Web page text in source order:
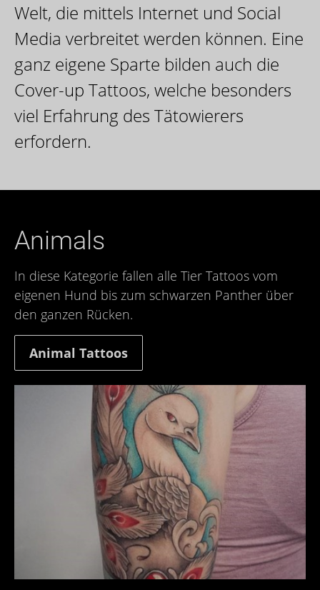
Welt, die mittels Internet und Social
Media verbreitet werden können. Eine
ganz eigene Sparte bilden auch die
Cover-up Tattoos, welche besonders
viel Erfahrung des Tätowierers
erfordern.
Animals
In diese Kategorie fallen alle Tier Tattoos vom
eigenen Hund bis zum schwarzen Panther über
den ganzen Rücken.
Animal Tattoos